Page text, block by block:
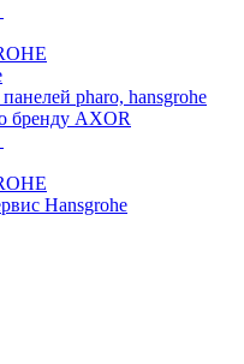
pharo, hansgrohe
бренду AXOR
Hansgrohe